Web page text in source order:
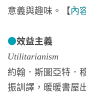
意義與趣味。【內
●效益主義
Utilitarianism
約翰．斯圖亞特．
振訓譯，暖暖書屋